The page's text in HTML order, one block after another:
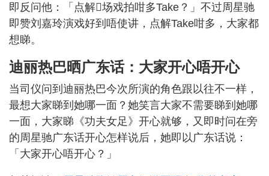
即反问他：「点解𠮶场戏拍咁多Take？」不过周星驰
即赞刘嘉玲演戏好到唔使讲，点解Take咁多，大家都
想睇。
迪丽热巴晒广东话：大家开心唔开心
当司仪问到迪丽热巴今次所演的角色跟以往不一样，
最想大家睇到她哪一面？她笑言大家不需要睇到她哪
一面，大家睇《功夫女足》开心就够，又即时问在旁
的周星驰广东话开心怎样说后，她即以广东话说：
「大家开心唔开心？」